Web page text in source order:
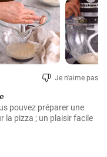
Je n'aime pas
pouvez préparer une
la pizza ; un plaisir facile